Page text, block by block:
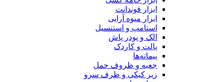
ابزار فوندانت
ابزار میوه آرایی
استامپ و استنسیل
الک و پودر پاش
پالت و کاردک
پیمانه‌ها
جعبه و ظروف حمل
زیر کیکی و ظرف سرو